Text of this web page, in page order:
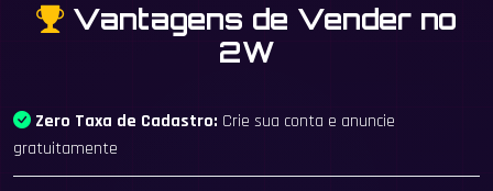
Vantagens de Vender no
2W
Zero Taxa de Cadastro: Crie sua conta e anuncie
gratuitamente